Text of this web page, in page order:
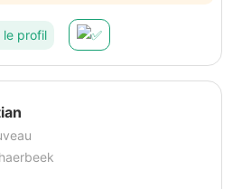
le profil